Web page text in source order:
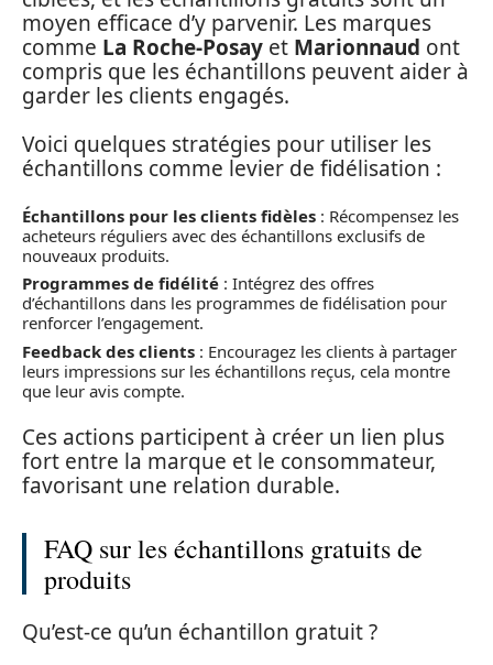
moyen efficace d’y parvenir. Les marques
comme La Roche-Posay et Marionnaud ont
compris que les échantillons peuvent aider à
garder les clients engagés.
Voici quelques stratégies pour utiliser les
échantillons comme levier de fidélisation :
Échantillons pour les clients fidèles : Récompensez les
acheteurs réguliers avec des échantillons exclusifs de
nouveaux produits.
Programmes de fidélité : Intégrez des offres
d’échantillons dans les programmes de fidélisation pour
renforcer l’engagement.
Feedback des clients : Encouragez les clients à partager
leurs impressions sur les échantillons reçus, cela montre
que leur avis compte.
Ces actions participent à créer un lien plus
fort entre la marque et le consommateur,
favorisant une relation durable.
FAQ sur les échantillons gratuits de
produits
Qu’est-ce qu’un échantillon gratuit ?